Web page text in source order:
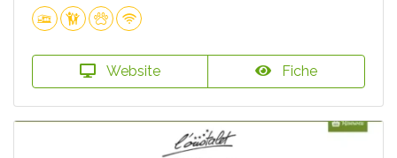
Website Fiche